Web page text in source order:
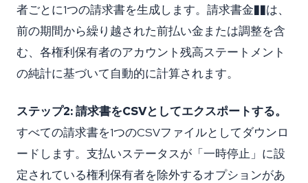
者ごとに1つの請求書を生成します。請求書金��は、
前の期間から繰り越された前払い金または調整を含
む、各権利保有者のアカウント残高ステートメント
の純計に基づいて自動的に計算されます。
ステップ2: 請求書をCSVとしてエクスポートする。
すべての請求書を1つのCSVファイルとしてダウンロ
ードします。支払いステータスが「一時停止」に設
定されている権利保有者を除外するオプションがあ